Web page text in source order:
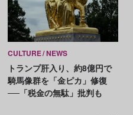
CULTURE NEWS
トランプ肝入り、約8億円で
騎馬像群を「金ピカ」修復
──「税金の無駄」批判も